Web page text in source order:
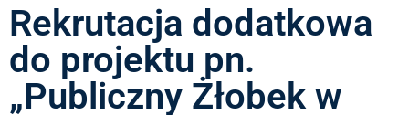
Rekrutacja dodatkowa
do projektu pn.
„Publiczny Żłobek w